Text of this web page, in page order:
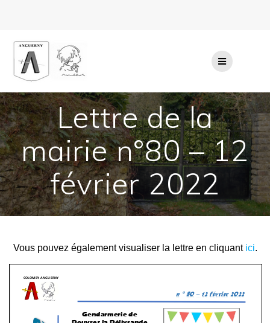
Lettre de la
mairie n°80 – 12
février 2022
Vous pouvez également visualiser la lettre en cliquant ici.